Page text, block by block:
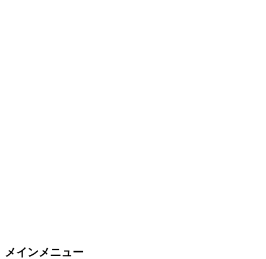
メインメニュー